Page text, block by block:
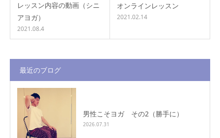
レッスン内容の動画（シニ
アヨガ）
2021.08.4
オンラインレッスン
2021.02.14
最近のブログ
男性こそヨガ その2（勝手に）
2026.07.31